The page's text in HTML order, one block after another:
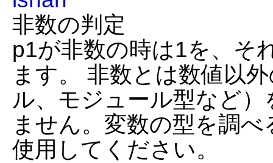
非数の判定
p1が非数の時は1を、そ
ます。 非数とは数値以
ル、モジュール型など
ません。変数の型を調
使用してください。